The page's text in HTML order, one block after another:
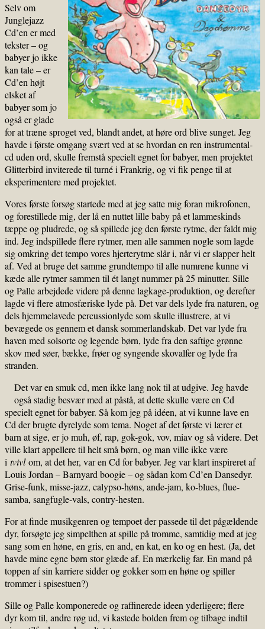
Selv om
Junglejazz
Cd’en er med
tekster – og
babyer jo ikke
kan tale – er
Cd’en højt
elsket af
babyer som jo
også er glade
for at træne sproget ved, blandt andet, at høre ord blive sunget. Jeg
havde i første omgang svært ved at se hvordan en ren instrumental-
cd uden ord, skulle fremstå specielt egnet for babyer, men projektet
Glitterbird inviterede til turné i Frankrig, og vi fik penge til at
eksperimentere med projektet.
Vores første forsøg startede med at jeg satte mig foran mikrofonen,
og forestillede mig, der lå en nuttet lille baby på et lammeskinds
tæppe og pludrede, og så spillede jeg den første rytme, der faldt mig
ind. Jeg indspillede flere rytmer, men alle sammen nogle som lagde
sig omkring det tempo vores hjerterytme slår i, når vi er slapper helt
af. Ved at bruge det samme grundtempo til alle numrene kunne vi
kæde alle rytmer sammen til ét langt nummer på 25 minutter. Sille
og Palle arbejdede videre på denne lagkage-produktion, og derefter
lagde vi flere atmosfæriske lyde på. Det var dels lyde fra naturen, og
dels hjemmelavede percussionlyde som skulle illustrere, at vi
bevægede os gennem et dansk sommerlandskab. Det var lyde fra
haven med solsorte og legende børn, lyde fra den saftige grønne
skov med søer, bække, frøer og syngende skovalfer og lyde fra
stranden.
Det var en smuk cd, men ikke lang nok til at udgive. Jeg havde
også stadig besvær med at påstå, at dette skulle være en Cd
specielt egnet for babyer. Så kom jeg på idéen, at vi kunne lave en
Cd der brugte dyrelyde som tema. Noget af det første vi lærer et
barn at sige, er jo muh, øf, rap, gok-gok, vov, miav og så videre. Det
ville klart appellere til helt små børn, og man ville ikke være
i tvivlom, at det her, var en Cd for babyer. Jeg var klart inspireret af
Louis Jordan – Barnyard boogie – og sådan kom Cd’en Dansedyr.
Grise-funk, misse-jazz, calypso-høns, ande-jam, ko-blues, flue-
samba, sangfugle-vals, contry-hesten.
For at finde musikgenren og tempoet der passede til det pågældende
dyr, forsøgte jeg simpelthen at spille på tromme, samtidig med at jeg
sang som en høne, en gris, en and, en kat, en ko og en hest. (Ja, det
havde mine egne børn stor glæde af. En mærkelig far. En mand på
toppen af sin karriere sidder og gokker som en høne og spiller
trommer i spisestuen?)
Sille og Palle komponerede og raffinerede ideen yderligere; flere
dyr kom til, andre røg ud, vi kastede bolden frem og tilbage indtil